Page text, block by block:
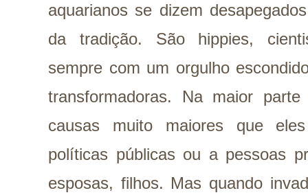
aquarianos se dizem
da tradição. São hippies,
sempre com um orgulho
transformadoras. Na maior
causas muito maiores que
políticas públicas ou a pessoas
esposas, filhos. Mas quando